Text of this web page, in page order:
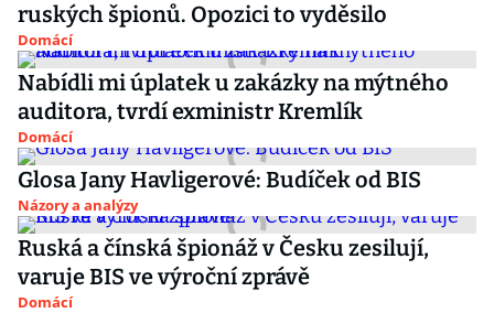
ruských špionů. Opozici to vyděsilo
Domácí
Nabídli mi úplatek u zakázky na mýtného
auditora, tvrdí exministr Kremlík
Domácí
Glosa Jany Havligerové: Budíček od BIS
Názory a analýzy
Ruská a čínská špionáž v Česku zesilují,
varuje BIS ve výroční zprávě
Domácí